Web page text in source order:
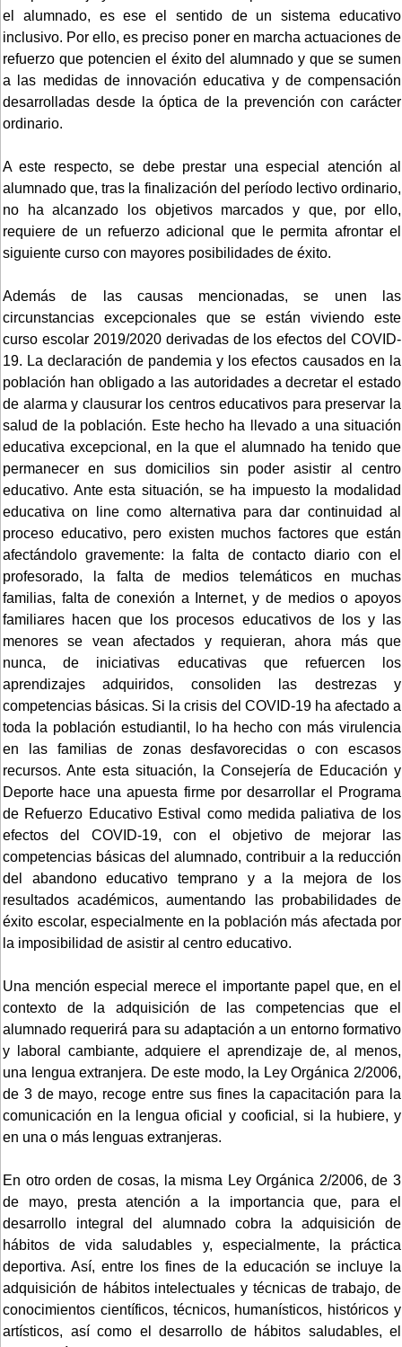
el alumnado, es ese el sentido de un sistema educativo
inclusivo. Por ello, es preciso poner en marcha actuaciones de
refuerzo que potencien el éxito del alumnado y que se sumen
a las medidas de innovación educativa y de compensación
desarrolladas desde la óptica de la prevención con carácter
ordinario.
A este respecto, se debe prestar una especial atención al
alumnado que, tras la finalización del período lectivo ordinario,
no ha alcanzado los objetivos marcados y que, por ello,
requiere de un refuerzo adicional que le permita afrontar el
siguiente curso con mayores posibilidades de éxito.
Además de las causas mencionadas, se unen las
circunstancias excepcionales que se están viviendo este
curso escolar 2019/2020 derivadas de los efectos del COVID-
19. La declaración de pandemia y los efectos causados en la
población han obligado a las autoridades a decretar el estado
de alarma y clausurar los centros educativos para preservar la
salud de la población. Este hecho ha llevado a una situación
educativa excepcional, en la que el alumnado ha tenido que
permanecer en sus domicilios sin poder asistir al centro
educativo. Ante esta situación, se ha impuesto la modalidad
educativa on line como alternativa para dar continuidad al
proceso educativo, pero existen muchos factores que están
afectándolo gravemente: la falta de contacto diario con el
profesorado, la falta de medios telemáticos en muchas
familias, falta de conexión a Internet, y de medios o apoyos
familiares hacen que los procesos educativos de los y las
menores se vean afectados y requieran, ahora más que
nunca, de iniciativas educativas que refuercen los
aprendizajes adquiridos, consoliden las destrezas y
competencias básicas. Si la crisis del COVID-19 ha afectado a
toda la población estudiantil, lo ha hecho con más virulencia
en las familias de zonas desfavorecidas o con escasos
recursos. Ante esta situación, la Consejería de Educación y
Deporte hace una apuesta firme por desarrollar el Programa
de Refuerzo Educativo Estival como medida paliativa de los
efectos del COVID-19, con el objetivo de mejorar las
competencias básicas del alumnado, contribuir a la reducción
del abandono educativo temprano y a la mejora de los
resultados académicos, aumentando las probabilidades de
éxito escolar, especialmente en la población más afectada por
la imposibilidad de asistir al centro educativo.
Una mención especial merece el importante papel que, en el
contexto de la adquisición de las competencias que el
alumnado requerirá para su adaptación a un entorno formativo
y laboral cambiante, adquiere el aprendizaje de, al menos,
una lengua extranjera. De este modo, la Ley Orgánica 2/2006,
de 3 de mayo, recoge entre sus fines la capacitación para la
comunicación en la lengua oficial y cooficial, si la hubiere, y
en una o más lenguas extranjeras.
En otro orden de cosas, la misma Ley Orgánica 2/2006, de 3
de mayo, presta atención a la importancia que, para el
desarrollo integral del alumnado cobra la adquisición de
hábitos de vida saludables y, especialmente, la práctica
deportiva. Así, entre los fines de la educación se incluye la
adquisición de hábitos intelectuales y técnicas de trabajo, de
conocimientos científicos, técnicos, humanísticos, históricos y
artísticos, así como el desarrollo de hábitos saludables, el